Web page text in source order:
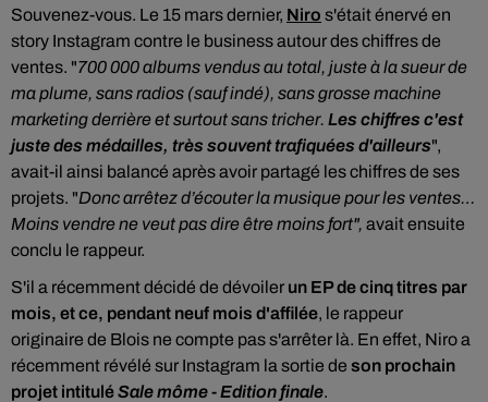
Souvenez-vous. Le 15 mars dernier, Niro s'était énervé en
story Instagram contre le business autour des chiffres de
ventes. "700 000 albums vendus au total, juste à la sueur de
ma plume, sans radios (sauf indé), sans grosse machine
marketing derrière et surtout sans tricher. Les chiffres c'est
juste des médailles, très souvent trafiquées d'ailleurs",
avait-il ainsi balancé après avoir partagé les chiffres de ses
projets. "Donc arrêtez d’écouter la musique pour les ventes…
Moins vendre ne veut pas dire être moins fort", avait ensuite
conclu le rappeur.
S'il a récemment décidé de dévoiler un EP de cinq titres par
mois, et ce, pendant neuf mois d'affilée, le rappeur
originaire de Blois ne compte pas s'arrêter là. En effet, Niro a
récemment révélé sur Instagram la sortie de son prochain
projet intituléSale môme - Edition finale.